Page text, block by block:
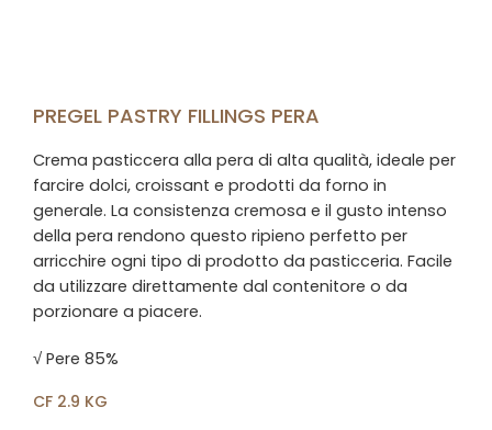
PREGEL PASTRY FILLINGS PERA
Crema pasticcera alla pera di alta qualità, ideale per
farcire dolci, croissant e prodotti da forno in
generale. La consistenza cremosa e il gusto intenso
della pera rendono questo ripieno perfetto per
arricchire ogni tipo di prodotto da pasticceria. Facile
da utilizzare direttamente dal contenitore o da
porzionare a piacere.
√ Pere 85%
CF 2.9 KG